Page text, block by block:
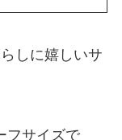
しに嬉しいサ
フサイズで